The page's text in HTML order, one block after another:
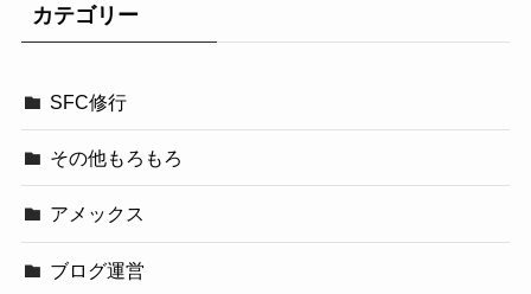
カテゴリー
SFC修行
その他もろもろ
アメックス
ブログ運営